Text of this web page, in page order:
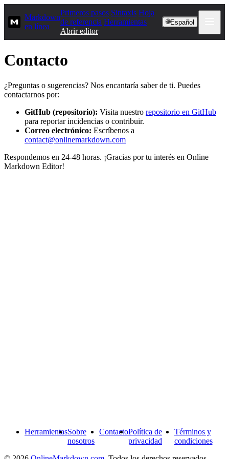
Markdown
en línea
Primeros pasos Sintaxis Hoja
de referencia Herramientas
Abrir editor
🌐Español
Contacto
¿Preguntas o sugerencias? Nos encantaría saber de ti. Puedes
contactarnos por:
GitHub (repositorio): Visita nuestro repositorio en GitHub
para reportar incidencias o contribuir.
Correo electrónico: Escríbenos a
contact@onlinemarkdown.com
Respondemos en 24-48 horas. ¡Gracias por tu interés en Online
Markdown Editor!
HerramientasSobre
nosotros
ContactoPolítica de
privacidad
Términos y
condiciones